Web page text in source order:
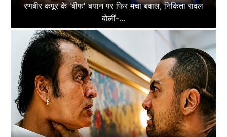
रणबीर कपूर के 'बीफ' बयान पर फिर मचा बवाल, निकिता रावल
बोलीं-...